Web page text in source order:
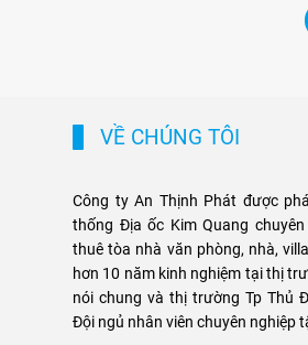
VỀ CHÚNG TÔI
Công ty An Thịnh Phát được
thống Địa ốc Kim Quang
thuê tòa nhà văn phòng, nhà,
hơn 10 năm kinh nghiệm tại thị
nói chung và thị trường Tp Thủ
Đội ngủ nhân viên chuyên nghiệp